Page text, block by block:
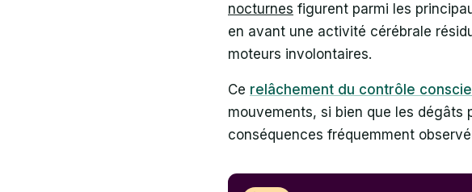
nocturnes figurent parmi les
en avant une activité cérébrale
moteurs involontaires.
Ce relâchement du contrôle
mouvements, si bien que les dégâts
conséquences fréquemment